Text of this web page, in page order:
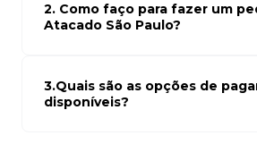
atacado empresas e compre com os
para seu modelo de negócio
2. Como faço para fazer um
Atacado São Paulo?
carrinho. Em seguida, siga as
compra. Se precisar de ajuda, nossa
está à disposição para auxiliá-lo.
3.Quais são as opções de
disponíveis?